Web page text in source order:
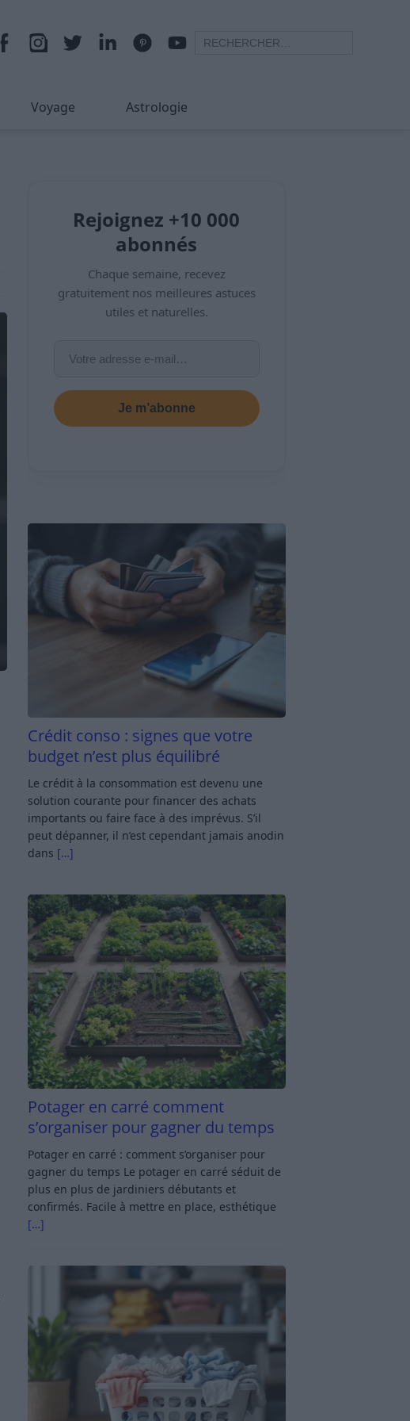
Voyage Astrologie
Rejoignez +10 000
abonnés
Chaque semaine, recevez
gratuitement nos meilleures astuces
utiles et naturelles.
Je m’abonne
Crédit conso : signes que votre
budget n’est plus équilibré
Le crédit à la consommation est devenu une
solution courante pour financer des achats
importants ou faire face à des imprévus. S’il
peut dépanner, il n’est cependant jamais anodin
dans […]
Potager en carré comment
s’organiser pour gagner du temps
Potager en carré : comment s’organiser pour
gagner du temps Le potager en carré séduit de
plus en plus de jardiniers débutants et
confirmés. Facile à mettre en place, esthétique
[…]